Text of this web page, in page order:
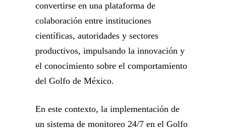
convertirse en una plataforma de
colaboración entre instituciones
científicas, autoridades y sectores
productivos, impulsando la innovación y
el conocimiento sobre el comportamiento
del Golfo de México.
En este contexto, la implementación de
un sistema de monitoreo 24/7 en el Golfo